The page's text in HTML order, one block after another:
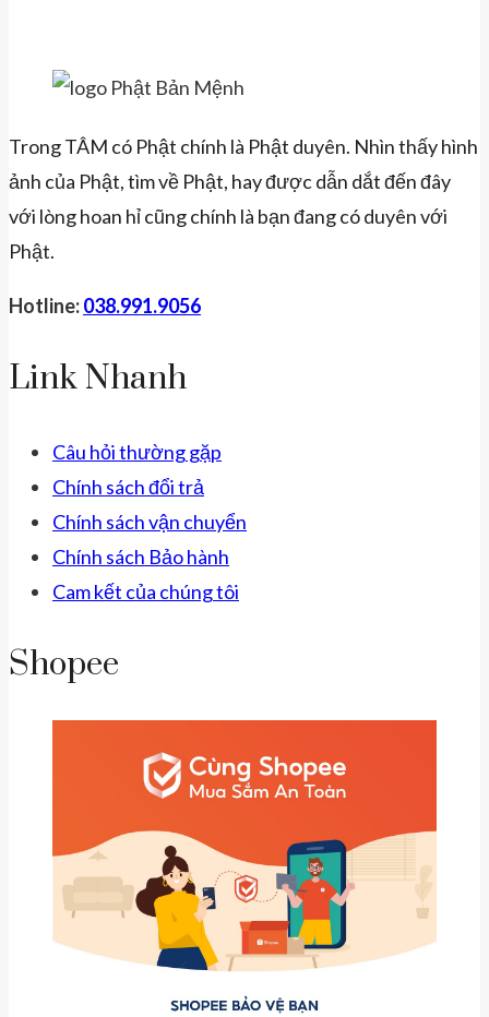
Trong TÂM có Phật chính là Phật duyên. Nhìn thấy hình
ảnh của Phật, tìm về Phật, hay được dẫn dắt đến đây
với lòng hoan hỉ cũng chính là bạn đang có duyên với
Phật.
Hotline:038.991.9056
Link Nhanh
Câu hỏi thường gặp
Chính sách đổi trả
Chính sách vận chuyển
Chính sách Bảo hành
Cam kết của chúng tôi
Shopee